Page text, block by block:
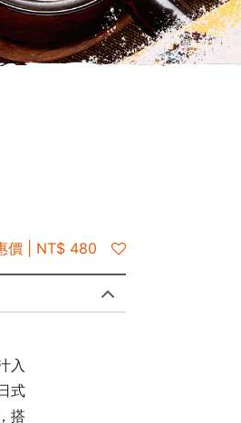
價 | NT$ 480
入
式
搭